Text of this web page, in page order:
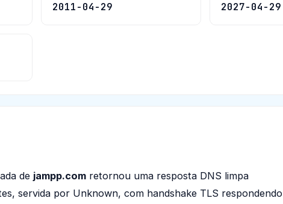
2011-04-29 2027-04-29
de jampp.com retornou uma resposta DNS limpa
servida por Unknown, com handshake TLS respondendo